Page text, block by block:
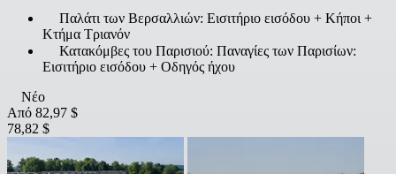
Παλάτι των Βερσαλλιών: Εισιτήριο εισόδου + Κήποι +
Κτήμα Τριανόν
Κατακόμβες του Παρισιού: Παναγίες των Παρισίων:
Εισιτήριο εισόδου + Οδηγός ήχου
Νέο
Από 82,97 $
78,82 $